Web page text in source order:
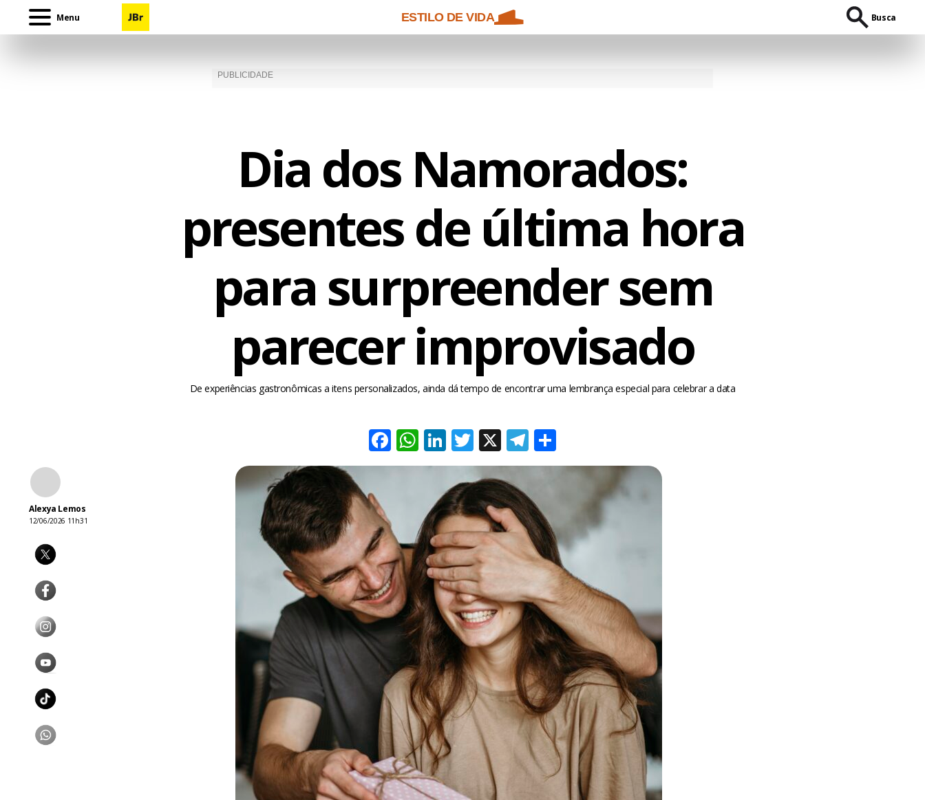
Menu ESTILO DE VIDA Busca
Dia dos Namorados:
presentes de última hora
para surpreender sem
parecer improvisado
De experiências gastronômicas a itens personalizados, ainda dá tempo de encontrar uma lembrança especial para celebrar a data
Facebook
WhatsApp
LinkedIn
Twitter
X Telegram
Alexya Lemos
12/06/2026 11h31